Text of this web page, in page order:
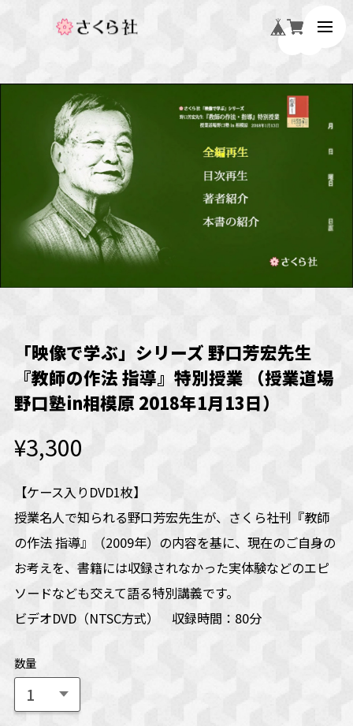
「映像で学ぶ」シリーズ 野口芳宏先生
『教師の作法 指導』特別授業 （授業道場
野口塾in相模原 2018年1月13日）
¥3,300
【ケース入りDVD1枚】
授業名人で知られる野口芳宏先生が、さくら社刊『教師
の作法 指導』（2009年）の内容を基に、現在のご自身の
お考えを、書籍には収録されなかった実体験などのエピ
ソードなども交えて語る特別講義です。
ビデオDVD（NTSC方式） 収録時間：80分
数量